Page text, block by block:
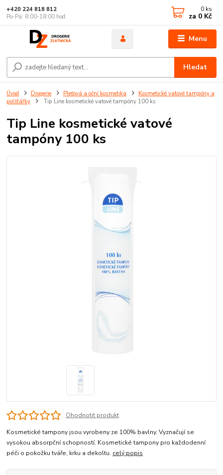
Menu
Hledat
+420 224 818 812
Po-Pá: 8:00-18:00 hod.
0 ks
za 0 Kč
Úvod Drogerie Pleťová a oční kosmetika
Kosmetické vatové tampóny a
polštářky
Tip Line kosmetické vatové tampóny 100 ks
Tip Line kosmetické vatové
tampóny 100 ks
Ohodnotit produkt
Kosmetické tampony jsou vyrobeny ze 100% bavlny. Vyznačují se
vysokou absorpční schopností. Kosmetické tampony pro každodenní
péči o pokožku tváře, krku a dekoltu. celý popis